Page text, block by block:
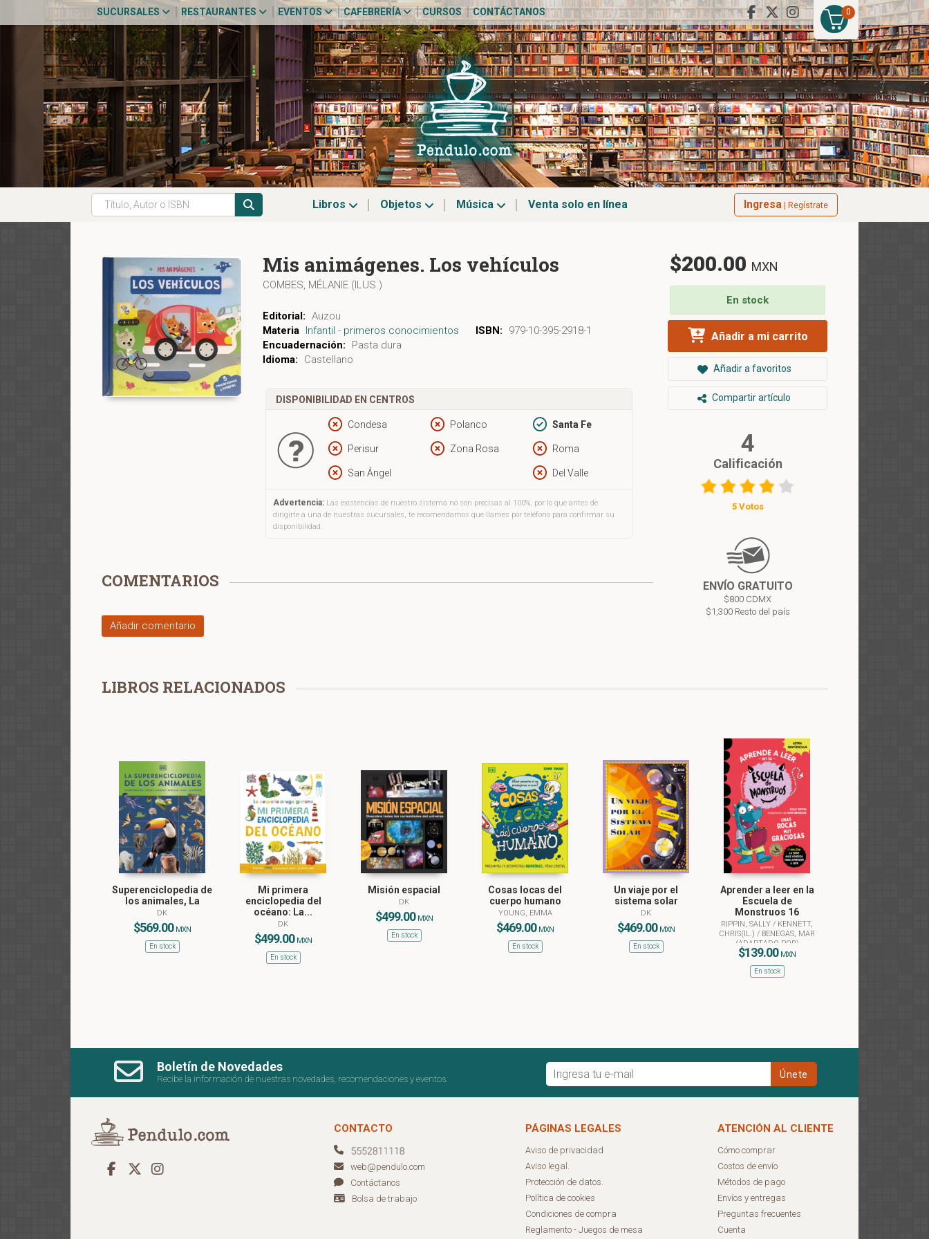
0
SUCURSALES RESTAURANTES EVENTOS CAFEBRERÍA CURSOS CONTÁCTANOS
Libros Objetos Música Venta solo en línea Ingresa | Regístrate
Mis animágenes. Los vehículos
COMBES, MÉLANIE (ILUS.)
Editorial: Auzou
Materia Infantil - primeros conocimientos ISBN:
979-10-395-2918-1
Encuadernación:
Pasta dura
Idioma:
Castellano
DISPONIBILIDAD EN CENTROS
Condesa Polanco Santa Fe
Perisur Zona Rosa Roma
San Ángel Del Valle
Advertencia: Las existencias de nuestro sistema no son precisas al 100%, por lo que antes de
dirigirte a una de nuestras sucursales, te recomendamos que llames por teléfono para confirmar su
disponibilidad.
COMENTARIOS
Añadir comentario
$200.00 MXN
En stock
Añadir a mi carrito
Añadir a favoritos
Compartir artículo
4
Calificación
5 Votos
ENVÍO GRATUITO
$800 CDMX
$1,300 Resto del país
LIBROS RELACIONADOS
Superenciclopedia de
los animales, La
DK
$569.00 MXN
En stock
Mi primera
enciclopedia del
océano: La...
DK
$499.00 MXN
En stock
Misión espacial
DK
$499.00 MXN
En stock
Cosas locas del
cuerpo humano
YOUNG, EMMA
$469.00 MXN
En stock
Un viaje por el
sistema solar
DK
$469.00 MXN
En stock
Aprender a leer en la
Escuela de
Monstruos 16
RIPPIN, SALLY / KENNETT,
CHRIS(IL.) / BENEGAS, MAR
(ADAPTADO POR)
$139.00 MXN
En stock
Boletín de Novedades
Recibe la información de nuestras novedades, recomendaciones y eventos.
CONTACTO
web@pendulo.com
Contáctanos
Bolsa de trabajo
PÁGINAS LEGALES
Aviso de privacidad
Aviso legal.
Protección de datos.
Política de cookies
Condiciones de compra
Reglamento - Juegos de mesa
ATENCIÓN AL CLIENTE
Cómo comprar
Costos de envío
Métodos de pago
Envíos y entregas
Preguntas frecuentes
Cuenta